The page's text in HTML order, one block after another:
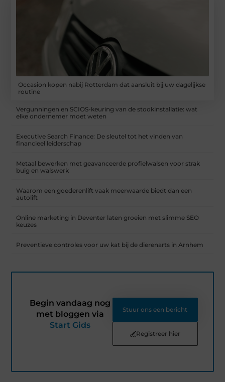
Occasion kopen nabij Rotterdam dat aansluit bij uw dagelijkse
routine
Vergunningen en SCIOS-keuring van de stookinstallatie: wat
elke ondernemer moet weten
Executive Search Finance: De sleutel tot het vinden van
financieel leiderschap
Metaal bewerken met geavanceerde profielwalsen voor strak
buig en walswerk
Waarom een goederenlift vaak meerwaarde biedt dan een
autolift
Online marketing in Deventer laten groeien met slimme SEO
keuzes
Preventieve controles voor uw kat bij de dierenarts in Arnhem
Begin vandaag nog
met bloggen via
Start Gids
Stuur ons een bericht
Registreer hier